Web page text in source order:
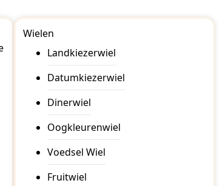
Wielen
Landkiezerwiel
Datumkiezerwiel
Dinerwiel
Oogkleurenwiel
Voedsel Wiel
Fruitwiel